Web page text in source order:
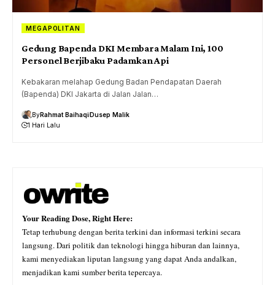
MEGAPOLITAN
Gedung Bapenda DKI Membara Malam Ini, 100
Personel Berjibaku Padamkan Api
Kebakaran melahap Gedung Badan Pendapatan Daerah
(Bapenda) DKI Jakarta di Jalan Jalan…
ByRahmat BaihaqiDusep Malik
1 Hari Lalu
Your Reading Dose, Right Here:
Tetap terhubung dengan berita terkini dan informasi terkini secara
langsung. Dari politik dan teknologi hingga hiburan dan lainnya,
kami menyediakan liputan langsung yang dapat Anda andalkan,
menjadikan kami sumber berita tepercaya.